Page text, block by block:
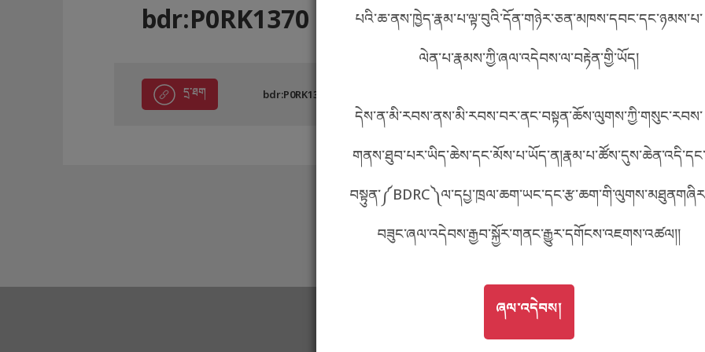
བོད་ཡིག
English
ភាសាខ្មែរ
པའི་ཆ་ནས་ཁྱེད་རྣམ་པ་ལྟ་བུའི་དོན་གཉེར་ཅན་མཁས་དབང་དང་ཉམས་པ་
ལེན་པ་རྣམས་ཀྱི་ཞལ་འདེབས་ལ་བརྟེན་གྱི་ཡོད།
དེས་ན་མི་རབས་ནས་མི་རབས་བར་ནང་བསྟན་ཆོས་ལུགས་ཀྱི་གསུང་རབས་
གནས་ཐུབ་པར་ཡིད་ཆེས་དང་མོས་པ་ཡོད་ན།རྣམ་པ་ཚོས་དུས་ཆེན་འདི་དང་
བཟུང་ཞལ་འདེབས་རྒྱབ་སྐྱོར་གནང་རྒྱུར་དགོངས་འཇགས་འཚལ།།
GO TOཞལ་འདེབས།
ཞལ་འདེབས།
bdr:P0RK1370
དྲ་ཐག bdr:P0RK1370